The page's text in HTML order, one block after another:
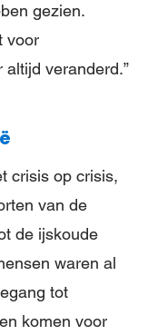
gezien.
voor
veranderd.”
crisis op crisis,
van de
de ijskoude
waren al
tot
komen voor